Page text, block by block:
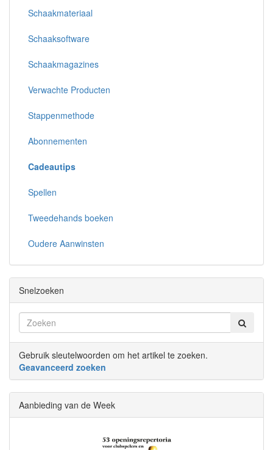
Schaakmateriaal
Schaaksoftware
Schaakmagazines
Verwachte Producten
Stappenmethode
Abonnementen
Cadeautips
Spellen
Tweedehands boeken
Oudere Aanwinsten
Snelzoeken
Gebruik sleutelwoorden om het artikel te zoeken.
Geavanceerd zoeken
Aanbieding van de Week